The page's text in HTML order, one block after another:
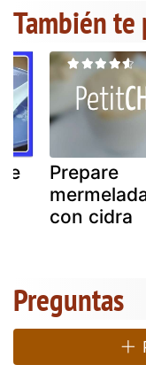
También
Prepare
con cidra
Preguntas